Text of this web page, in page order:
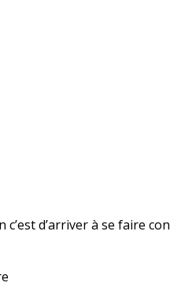
d’arriver à se faire